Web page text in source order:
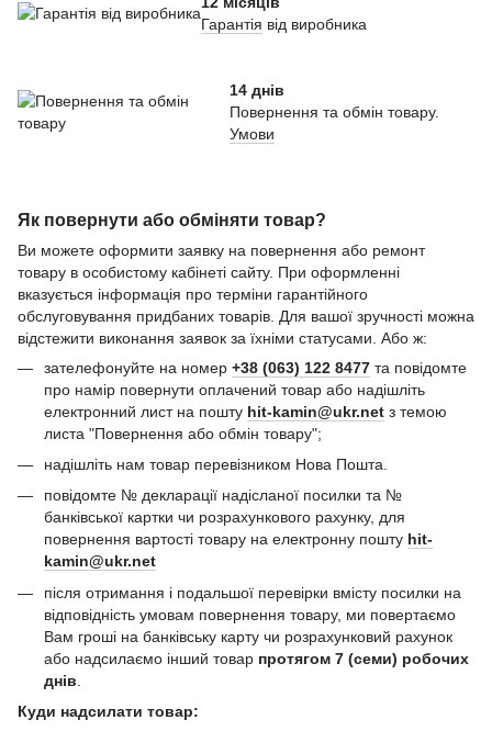
Гарантія від виробника
14 днів
Повернення та обмін товару.
Умови
Як повернути або обміняти товар?
Ви можете оформити заявку на повернення або ремонт
товару в особистому кабінеті сайту. При оформленні
вказується інформація про терміни гарантійного
обслуговування придбаних товарів. Для вашої зручності можна
відстежити виконання заявок за їхніми статусами. Або ж:
зателефонуйте на номер +38 (063) 122 8477 та повідомте
про намір повернути оплачений товар або надішліть
електронний лист на пошту hit-kamin@ukr.net з темою
листа "Повернення або обмін товару";
надішліть нам товар перевізником Нова Пошта.
повідомте № декларації надісланої посилки та №
банківської картки чи розрахункового рахунку, для
повернення вартості товару на електронну пошту hit-
kamin@ukr.net
після отримання і подальшої перевірки вмісту посилки на
відповідність умовам повернення товару, ми повертаємо
Вам гроші на банківську карту чи розрахунковий рахунок
або надсилаємо інший товар протягом 7 (семи) робочих
днів
Куди надсилати товар: